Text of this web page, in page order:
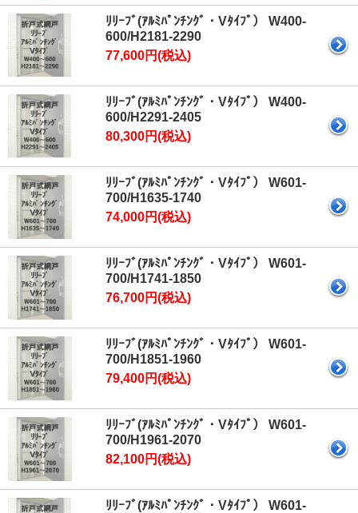
ﾘﾘｰﾌﾞ(ｱﾙﾐﾊﾟﾝﾁﾝｸﾞ・Vﾀｲﾌﾟ） W400-
600/H2181-2290
77,600円(税込)
ﾘﾘｰﾌﾞ(ｱﾙﾐﾊﾟﾝﾁﾝｸﾞ・Vﾀｲﾌﾟ） W400-
600/H2291-2405
80,300円(税込)
ﾘﾘｰﾌﾞ(ｱﾙﾐﾊﾟﾝﾁﾝｸﾞ・Vﾀｲﾌﾟ） W601-
700/H1635-1740
74,000円(税込)
ﾘﾘｰﾌﾞ(ｱﾙﾐﾊﾟﾝﾁﾝｸﾞ・Vﾀｲﾌﾟ） W601-
700/H1741-1850
76,700円(税込)
ﾘﾘｰﾌﾞ(ｱﾙﾐﾊﾟﾝﾁﾝｸﾞ・Vﾀｲﾌﾟ） W601-
700/H1851-1960
79,400円(税込)
ﾘﾘｰﾌﾞ(ｱﾙﾐﾊﾟﾝﾁﾝｸﾞ・Vﾀｲﾌﾟ） W601-
700/H1961-2070
82,100円(税込)
ﾘﾘｰﾌﾞ(ｱﾙﾐﾊﾟﾝﾁﾝｸﾞ・Vﾀｲﾌﾟ） W601-